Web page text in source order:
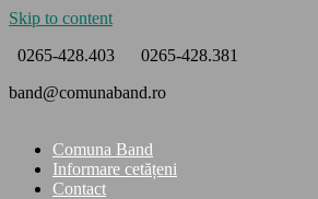
Skip to content
0265-428.403
0265-428.381
band@comunaband.ro
Comuna Band
Informare cetățeni
Contact